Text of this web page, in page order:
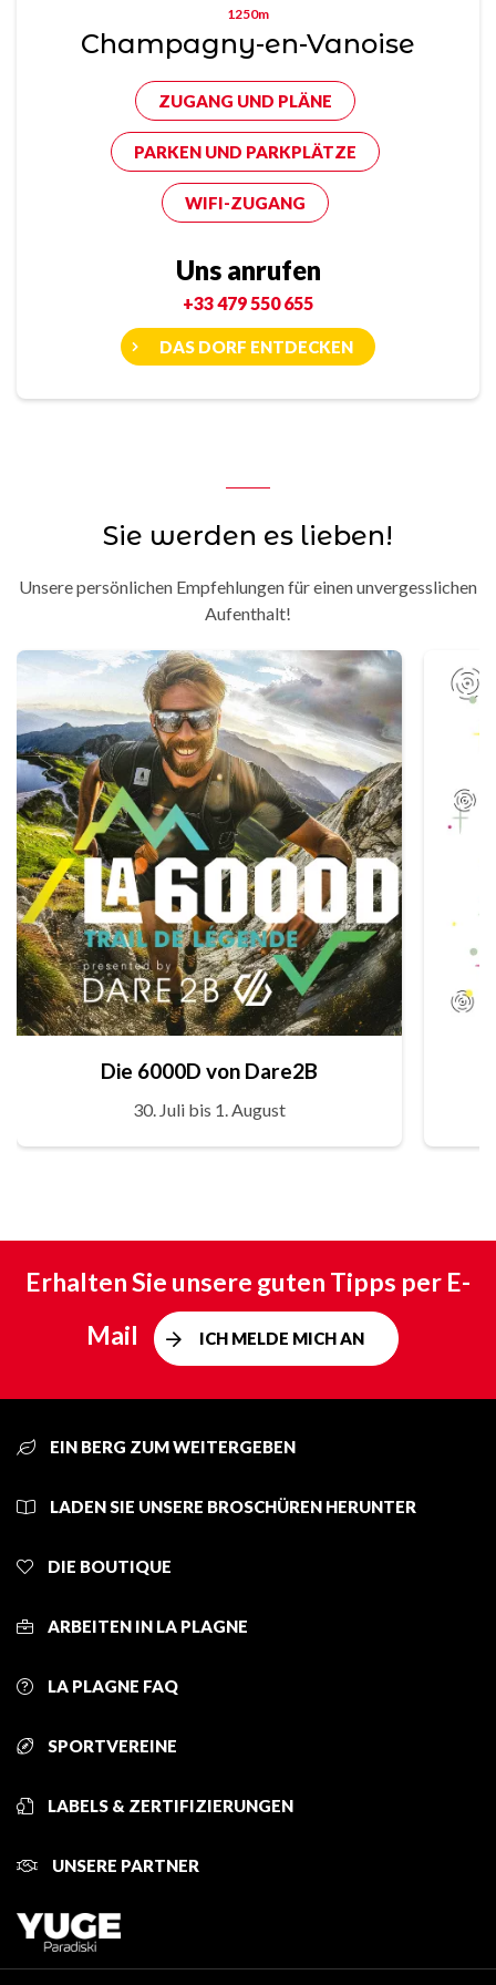
1250m
Champagny-en-Vanoise
ZUGANG UND PLÄNE
PARKEN UND PARKPLÄTZE
WIFI-ZUGANG
Uns anrufen
+33 479 550 655
DAS DORF ENTDECKEN
Sie werden es lieben!
Unsere persönlichen Empfehlungen für einen unvergesslichen
Aufenthalt!
Die 6000D von Dare2B
30. Juli bis 1. August
Erhalten Sie unsere guten Tipps per E-
Mail
ICH MELDE MICH AN
EIN BERG ZUM WEITERGEBEN
LADEN SIE UNSERE BROSCHÜREN HERUNTER
DIE BOUTIQUE
ARBEITEN IN LA PLAGNE
LA PLAGNE FAQ
SPORTVEREINE
LABELS & ZERTIFIZIERUNGEN
UNSERE PARTNER